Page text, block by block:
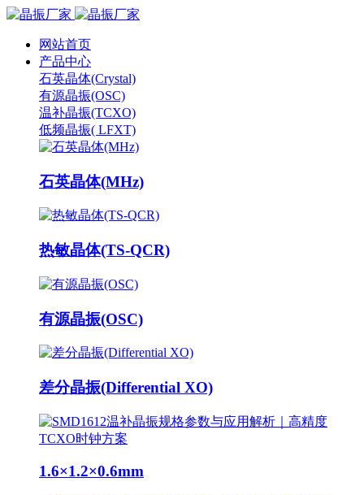
网站首页
产品中心
石英晶体(Crystal)
有源晶振(OSC)
温补晶振(TCXO)
低频晶振( LFXT)
石英晶体(MHz)
热敏晶体(TS-QCR)
有源晶振(OSC)
差分晶振(Differential XO)
1.6×1.2×0.6mm